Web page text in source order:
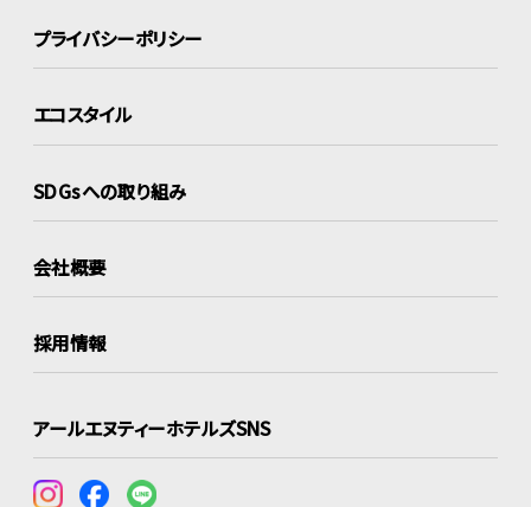
プライバシーポリシー
エコスタイル
SDGsへの取り組み
会社概要
採用情報
アールエヌティーホテルズSNS